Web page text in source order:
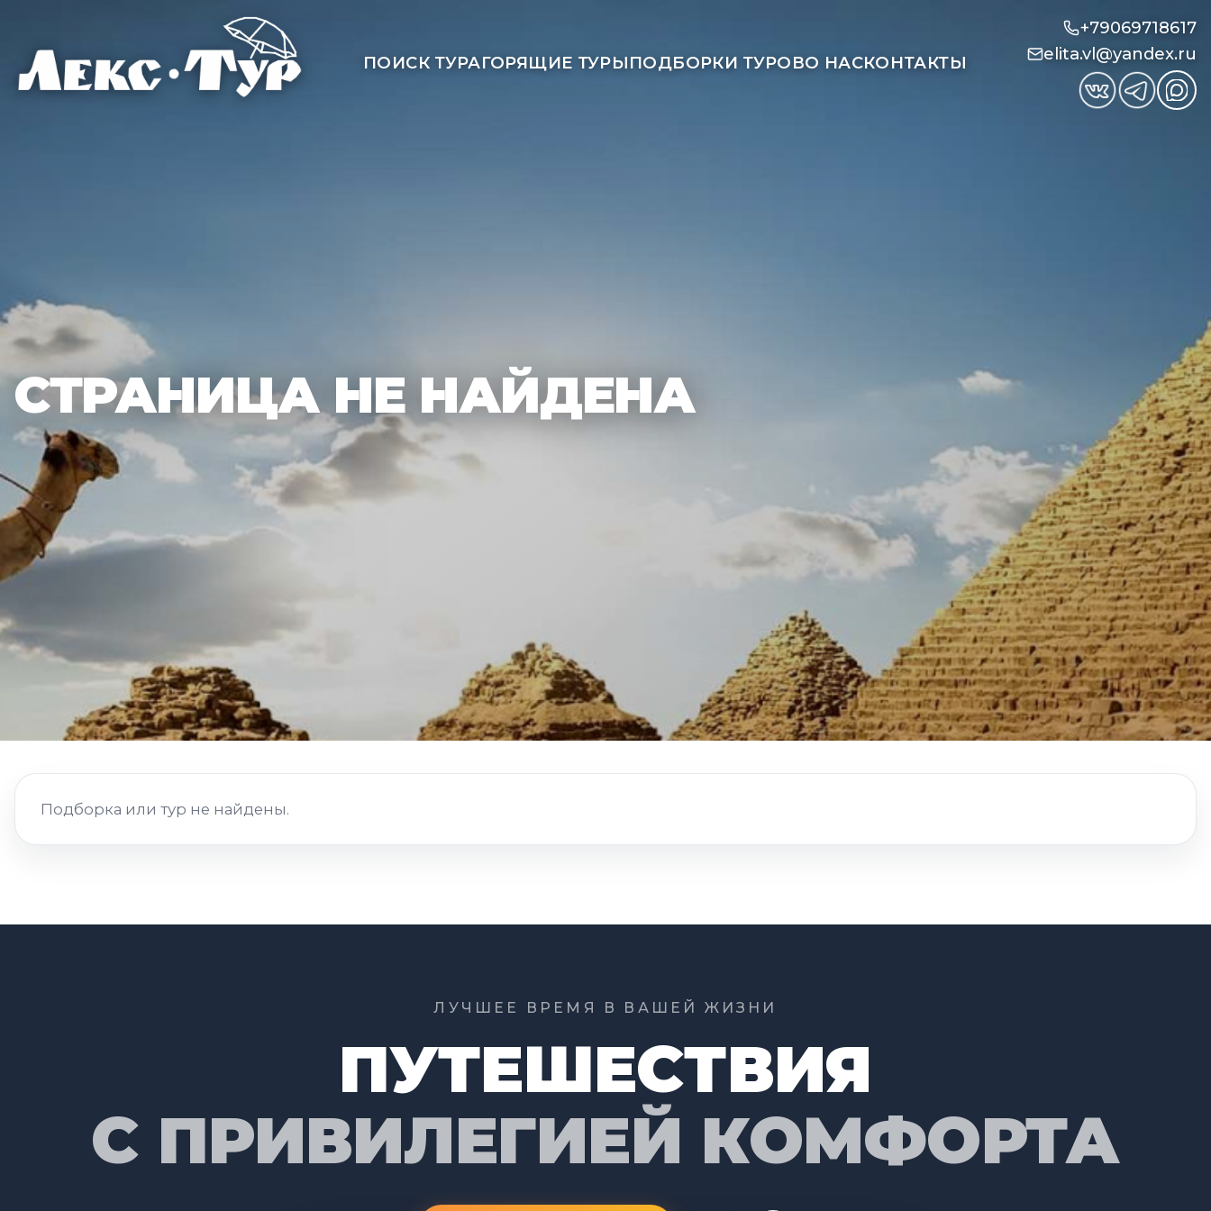
ПОИСК ТУРАГОРЯЩИЕ ТУРЫПОДБОРКИ ТУРОВО НАСКОНТАКТЫ
+79069718617
elita.vl@yandex.ru
СТРАНИЦА НЕ НАЙДЕНА
Подборка или тур не найдены.
ЛУЧШЕЕ ВРЕМЯ В ВАШЕЙ ЖИЗНИ
ПУТЕШЕСТВИЯ
С ПРИВИЛЕГИЕЙ КОМФОРТА